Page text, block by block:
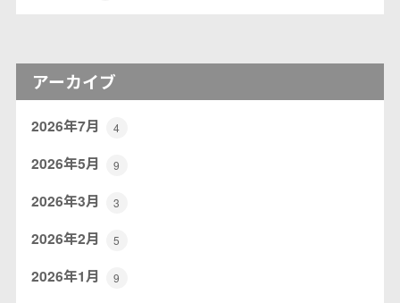
アーカイブ
2026年7月 4
2026年5月 9
2026年3月 3
2026年2月 5
2026年1月 9